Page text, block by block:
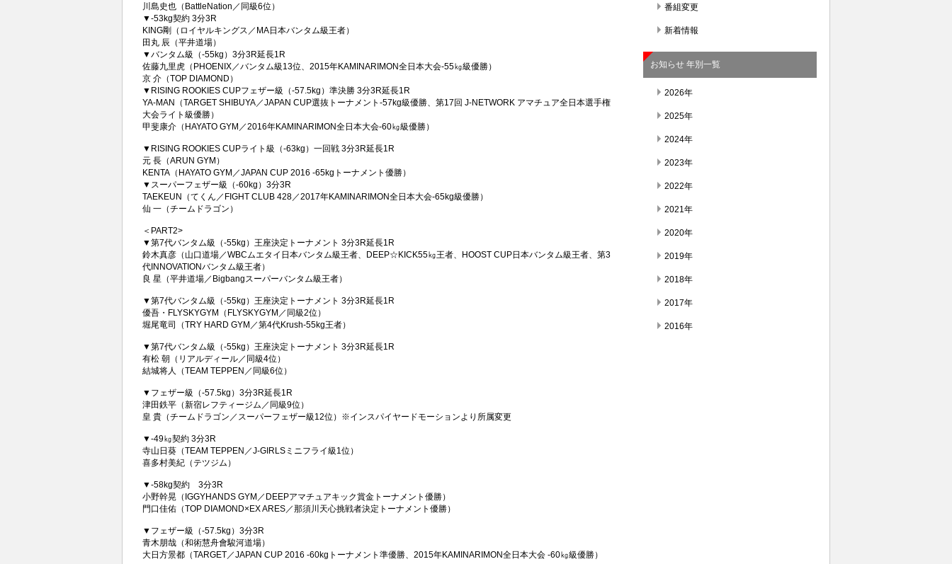
川島史也（BattleNation／同級6位）
▼-53kg契約 3分3R
KING剛（ロイヤルキングス／MA日本バンタム級王者）
田丸 辰（平井道場）
▼バンタム級（-55kg）3分3R延長1R
佐藤九里虎（PHOENIX／バンタム級13位、2015年KAMINARIMON全日本大会-55㎏級優勝）
京 介（TOP DIAMOND）
▼RISING ROOKIES CUPフェザー級（-57.5kg）準決勝 3分3R延長1R
YA-MAN（TARGET SHIBUYA／JAPAN CUP選抜トーナメント-57kg級優勝、第17回 J-NETWORK アマチュア全日本選手権
大会ライト級優勝）
甲斐康介（HAYATO GYM／2016年KAMINARIMON全日本大会-60㎏級優勝）
▼RISING ROOKIES CUPライト級（-63kg）一回戦 3分3R延長1R
元 長（ARUN GYM）
KENTA（HAYATO GYM／JAPAN CUP 2016 -65kgトーナメント優勝）
▼スーパーフェザー級（-60kg）3分3R
TAEKEUN（てくん／FIGHT CLUB 428／2017年KAMINARIMON全日本大会-65kg級優勝）
仙 一（チームドラゴン）
＜PART2>
▼第7代バンタム級（-55kg）王座決定トーナメント 3分3R延長1R
鈴木真彦（山口道場／WBCムエタイ日本バンタム級王者、DEEP☆KICK55㎏王者、HOOST CUP日本バンタム級王者、第3
代INNOVATIONバンタム級王者）
良 星（平井道場／Bigbangスーパーバンタム級王者）
▼第7代バンタム級（-55kg）王座決定トーナメント 3分3R延長1R
優吾・FLYSKYGYM（FLYSKYGYM／同級2位）
堀尾竜司（TRY HARD GYM／第4代Krush-55kg王者）
▼第7代バンタム級（-55kg）王座決定トーナメント 3分3R延長1R
有松 朝（リアルディール／同級4位）
結城将人（TEAM TEPPEN／同級6位）
▼フェザー級（-57.5kg）3分3R延長1R
津田鉄平（新宿レフティージム／同級9位）
皇 貴（チームドラゴン／スーパーフェザー級12位）※インスパイヤードモーションより所属変更
▼-49㎏契約 3分3R
寺山日葵（TEAM TEPPEN／J-GIRLSミニフライ級1位）
喜多村美紀（テツジム）
▼-58kg契約 3分3R
小野幹晃（IGGYHANDS GYM／DEEPアマチュアキック賞金トーナメント優勝）
門口佳佑（TOP DIAMOND×EX ARES／那須川天心挑戦者決定トーナメント優勝）
▼フェザー級（-57.5kg）3分3R
青木朋哉（和術慧舟會駿河道場）
大日方景都（TARGET／JAPAN CUP 2016 -60kgトーナメント準優勝、2015年KAMINARIMON全日本大会 -60㎏級優勝）
番組変更
新着情報
お知らせ 年別一覧
2026年
2025年
2024年
2023年
2022年
2021年
2020年
2019年
2018年
2017年
2016年